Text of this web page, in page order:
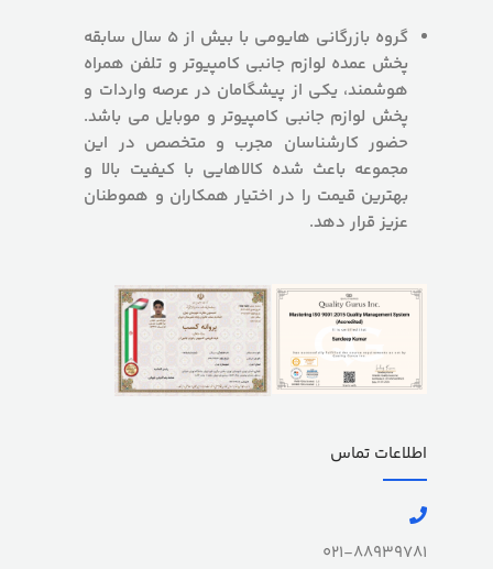
گروه بازرگانی هایومی با بیش از 5 سال سابقه
پخش عمده لوازم جانبی کامپیوتر و تلفن همراه
هوشمند، یکی از پیشگامان در عرصه واردات و
پخش لوازم جانبی کامپیوتر و موبایل می باشد.
حضور کارشناسان مجرب و متخصص در این
مجموعه باعث شده کالاهایی با کیفیت بالا و
بهترین قیمت را در اختیار همکاران و هموطنان
عزیز قرار دهد.
اطلاعات تماس
021-88939781